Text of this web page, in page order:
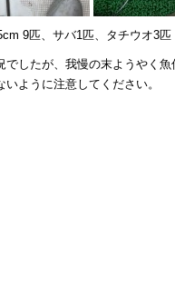
9匹、サバ1匹、タチウオ3匹
したが、我慢の末ようやく魚
ように注意してください。